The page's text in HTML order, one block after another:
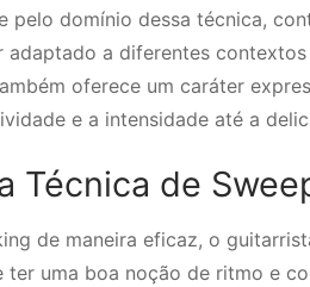
pelo domínio dessa técnica,
a diferentes
oferece um caráter
e a intensidade até a
Técnica de
de maneira eficaz, o
ter uma boa noção de ritmo e